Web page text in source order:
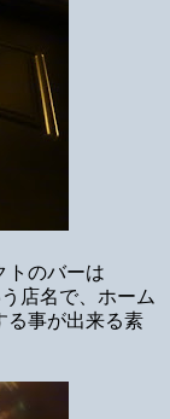
トのバーは
店名で、ホーム
る事が出来る素